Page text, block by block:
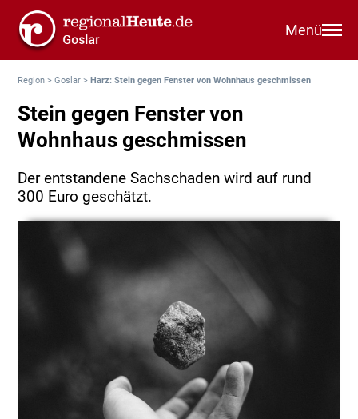
Menü
Region >Goslar >Harz: Stein gegen Fenster von Wohnhaus geschmissen
Stein gegen Fenster von
Wohnhaus geschmissen
Der entstandene Sachschaden wird auf rund
300 Euro geschätzt.